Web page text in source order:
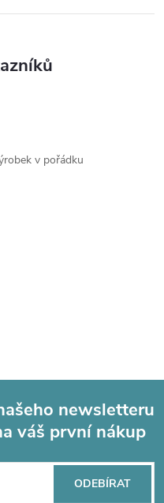
v pořádku
newsletteru
váš první nákup
ODEBÍRAT